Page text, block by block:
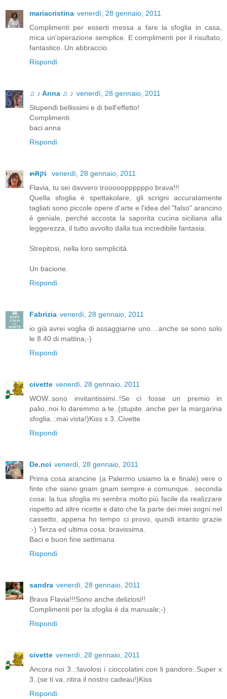
mariacristina venerdì, 28 gennaio, 2011
Complimenti per esserti messa a fare la sfoglia in casa,
mica un'operazione semplice. E complimenti per il risultato,
fantastico. Un abbraccio.
Rispondi
♫ ♪ Anna ♫ ♪ venerdì, 28 gennaio, 2011
Stupendi bellissimi e di bell'effetto!
Complimenti
baci anna
Rispondi
๓คקเ
venerdì, 28 gennaio, 2011
Flavia, tu sei davvero troooooppppppo brava!!!
Quella sfoglia è spettakolare, gli scrigni accuratamente
tagliati sono piccole opere d'arte e l'idea del "falso" arancino
è geniale, perché accosta la saporita cucina siciliana alla
leggerezza, il tutto avvolto dalla tua incredibile fantasia.
Strepitosi, nella loro semplicità.
Un bacione.
Rispondi
Fabrizia venerdì, 28 gennaio, 2011
io già avrei voglia di assaggiarne uno....anche se sono solo
le 8.40 di mattina;-)
Rispondi
civette venerdì, 28 gennaio, 2011
WOW..sono invitantissimi..!Se ci fosse un premio in
palio..noi lo daremmo a te..(stupite..anche per la margarina
sfoglia..:mai vista!)Kiss x 3..Civette
Rispondi
De.nci venerdì, 28 gennaio, 2011
Prima cosa arancine (a Palermo usiamo la e finale) vere o
finte che siano gnam gnam sempre e comunque.. seconda
cosa: la tua sfoglia mi sembra molto più facile da realizzare
rispetto ad altre ricette e dato che fa parte dei miei sogni nel
cassetto, appena ho tempo ci provo, quindi intanto grazie
:-) Terza ed ultima cosa: bravissima.
Baci e buon fine settimana
Rispondi
sandra venerdì, 28 gennaio, 2011
Brava Flavia!!!Sono anche deliziosi!!
Complimenti per la sfoglia é da manuale;-)
Rispondi
civette venerdì, 28 gennaio, 2011
Ancora noi 3..:favolosi i cioccolatini con li pandoro..Super x
3..(se ti va..ritira il nostro cadeau!)Kiss
Rispondi